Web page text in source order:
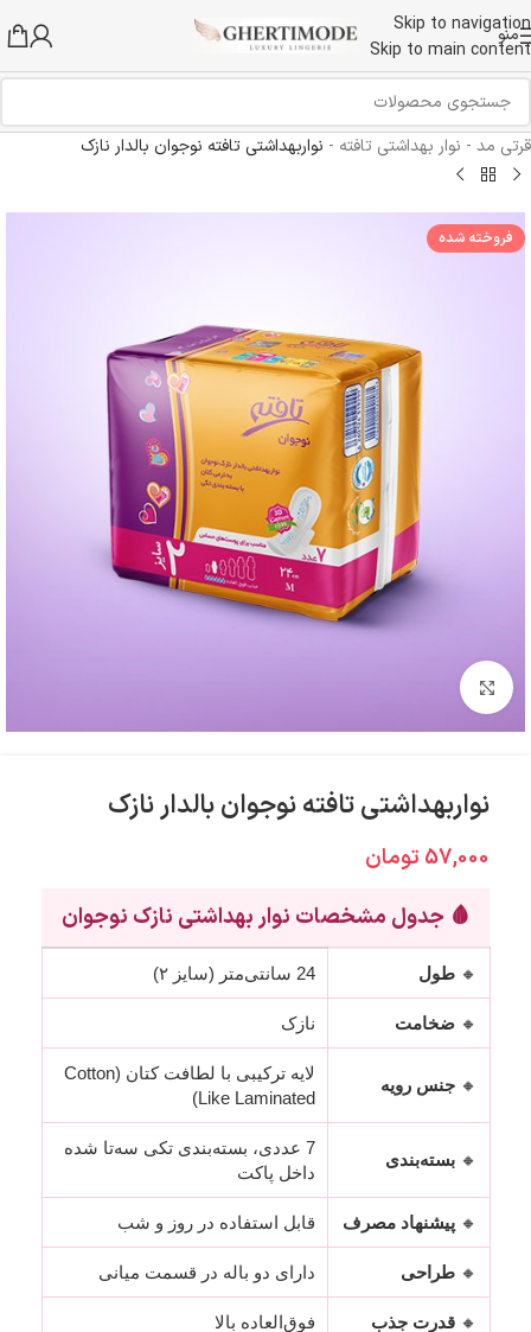
Skip to navigation
Skip to main content
منو
قرتی مد - نوار بهداشتی تافته - نواربهداشتی تافته نوجوان بالدار نازک
فروخته شده
برای بزرگنمایی کلیک کنید
نواربهداشتی تافته نوجوان بالدار نازک
57,000 تومان
🩸 جدول مشخصات نوار بهداشتی نازک نوجوان
🔸 طول 24 سانتی‌متر (سایز ۲)
🔸 ضخامت نازک
🔸 جنس رویه
لایه ترکیبی با لطافت کتان (Cotton
Like Laminated)
🔸 بسته‌بندی
7 عددی، بسته‌بندی تکی سه‌تا شده
داخل پاکت
🔸 پیشنهاد مصرف قابل استفاده در روز و شب
🔸 طراحی دارای دو باله در قسمت میانی
🔸 قدرت جذب فوق‌العاده بالا